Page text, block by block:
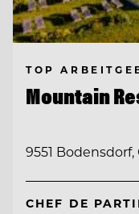
TOP
Mountain
9551
CHEF DE